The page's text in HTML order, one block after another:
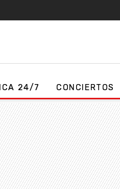
24/7 CONCIERTOS